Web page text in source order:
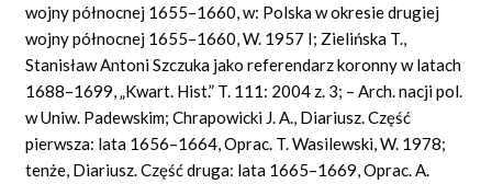
wojny północnej 1655–1660, w: Polska w okresie drugiej
wojny północnej 1655–1660, W. 1957 I; Zielińska T.,
Stanisław Antoni Szczuka jako referendarz koronny w latach
1688–1699, „Kwart. Hist.” T. 111: 2004 z. 3; – Arch. nacji pol.
w Uniw. Padewskim; Chrapowicki J. A., Diariusz. Część
pierwsza: lata 1656–1664, Oprac. T. Wasilewski, W. 1978;
tenże, Diariusz. Część druga: lata 1665–1669, Oprac. A.